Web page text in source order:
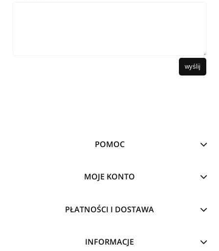
wyślij
POMOC
MOJE KONTO
PŁATNOŚCI I DOSTAWA
INFORMACJE